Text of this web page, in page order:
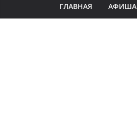
ГЛАВНАЯ АФИША